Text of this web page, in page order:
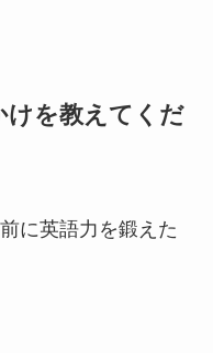
けを教えてくだ
に英語力を鍛えた